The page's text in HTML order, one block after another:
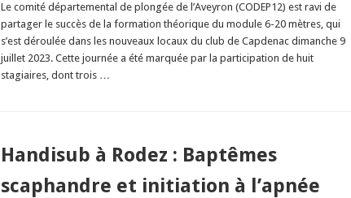
Le comité départemental de plongée de l’Aveyron (CODEP12) est ravi de
partager le succès de la formation théorique du module 6-20 mètres, qui
s’est déroulée dans les nouveaux locaux du club de Capdenac dimanche 9
juillet 2023. Cette journée a été marquée par la participation de huit
stagiaires, dont trois …
Handisub à Rodez : Baptêmes
scaphandre et initiation à l’apnée